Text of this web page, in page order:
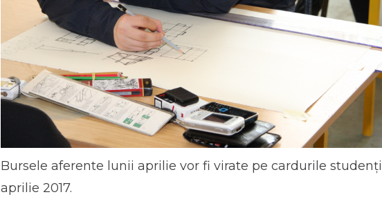
Bursele aferente lunii aprilie vor fi virate pe cardurile
aprilie 2017.